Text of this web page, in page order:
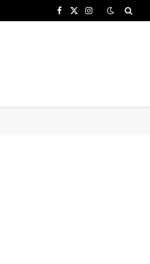
Facebook
X
Instagram